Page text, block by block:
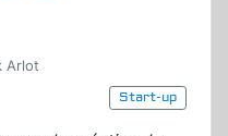
Arlot
Start-up